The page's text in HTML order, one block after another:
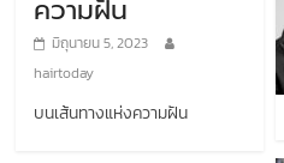
ความฝัน
มิถุนายน 5, 2023
hairtoday
บนเส้นทางแห่งความฝัน